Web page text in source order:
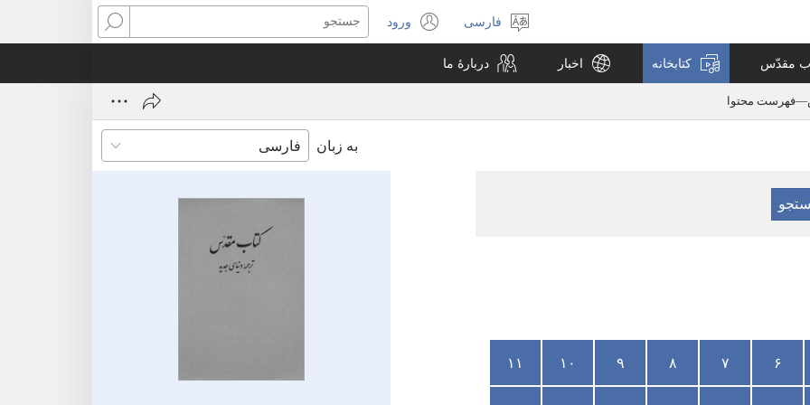
انتخاب
فارسی ورود
(پنجره‌ای
جستجو
مقدّس کتابخانه اخبار دربارهٔ ما
محتوا
به زبان
۶ ۷ ۸ ۹ ۱۰ ۱۱